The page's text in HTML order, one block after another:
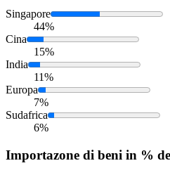
Singapore
44%
Cina
15%
India
11%
Europa
7%
Sudafrica
6%
Importazone di beni in %